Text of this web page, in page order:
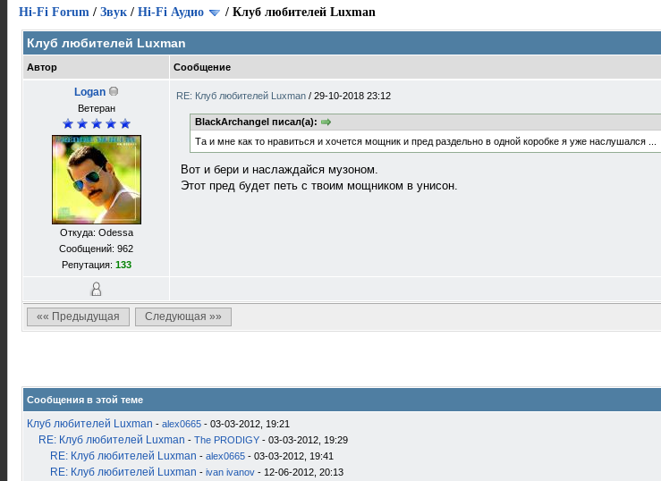
Hi-Fi Forum / Звук / Hi-Fi Аудио / Клуб любителей Luxman
Клуб любителей Luxman
Автор Сообщение
Logan
Ветеран
Откуда: Odessa
Сообщений: 962
Репутация: 133
RE: Клуб любителей Luxman / 29-10-2018 23:12
BlackArchangel писал(а):
Та и мне как то нравиться и хочется мощник и пред раздельно в одной коробке я уже наслушался ...
Вот и бери и наслаждайся музоном.
Этот пред будет петь с твоим мощником в унисон.
«« Предыдущая
Следующая »»
Сообщения в этой теме
Клуб любителей Luxman - alex0665 - 03-03-2012, 19:21
RE: Клуб любителей Luxman - The PRODIGY - 03-03-2012, 19:29
RE: Клуб любителей Luxman - alex0665 - 03-03-2012, 19:41
RE: Клуб любителей Luxman - ivan ivanov - 12-06-2012, 20:13